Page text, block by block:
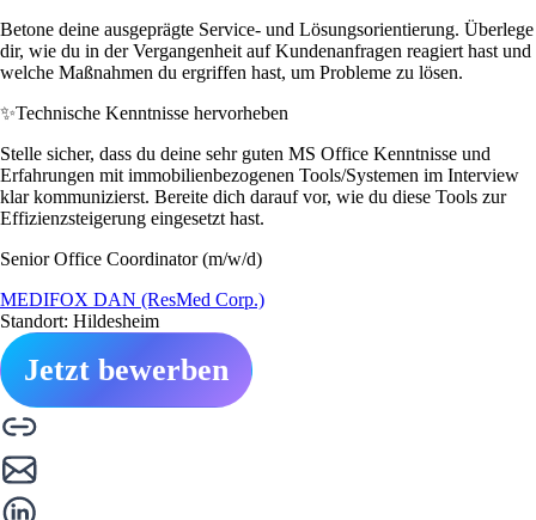
Betone deine ausgeprägte Service- und Lösungsorientierung. Überlege
dir, wie du in der Vergangenheit auf Kundenanfragen reagiert hast und
welche Maßnahmen du ergriffen hast, um Probleme zu lösen.
✨Technische Kenntnisse hervorheben
Stelle sicher, dass du deine sehr guten MS Office Kenntnisse und
Erfahrungen mit immobilienbezogenen Tools/Systemen im Interview
klar kommunizierst. Bereite dich darauf vor, wie du diese Tools zur
Effizienzsteigerung eingesetzt hast.
Senior Office Coordinator (m/w/d)
MEDIFOX DAN (ResMed Corp.)
Standort: Hildesheim
Jetzt bewerben